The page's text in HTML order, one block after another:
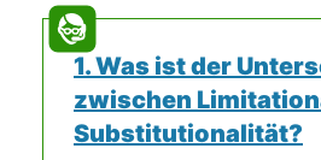
1. Was ist der
zwischen
Substitutionalität?